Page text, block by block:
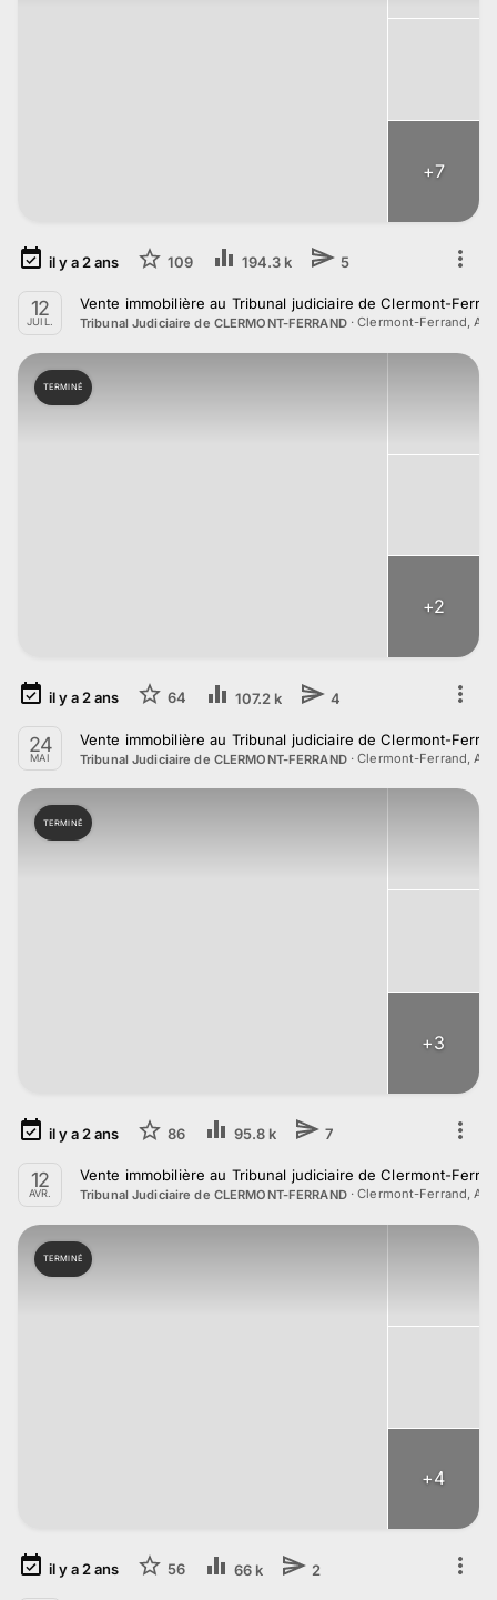
+7
il y a 2ans 109 194.3 k 5
12
JUIL.
Vente immobilière au Tribunal judiciaire de Clermont-
Tribunal Judiciaire de CLERMONT-FERRAND·Clermont-Ferrand,
TERMINÉ
+2
il y a2ans 64 107.2 k 4
24
MAI
Vente immobilière au Tribunal judiciaire de Clermont-
Tribunal Judiciaire de CLERMONT-FERRAND·Clermont-Ferrand,
TERMINÉ
+3
il y a 2ans 86 95.8 k 7
12
AVR.
Vente immobilière au Tribunal judiciaire de Clermont-
Tribunal Judiciaire de CLERMONT-FERRAND·Clermont-Ferrand,
TERMINÉ
+4
il y a2ans 56 66 k 2